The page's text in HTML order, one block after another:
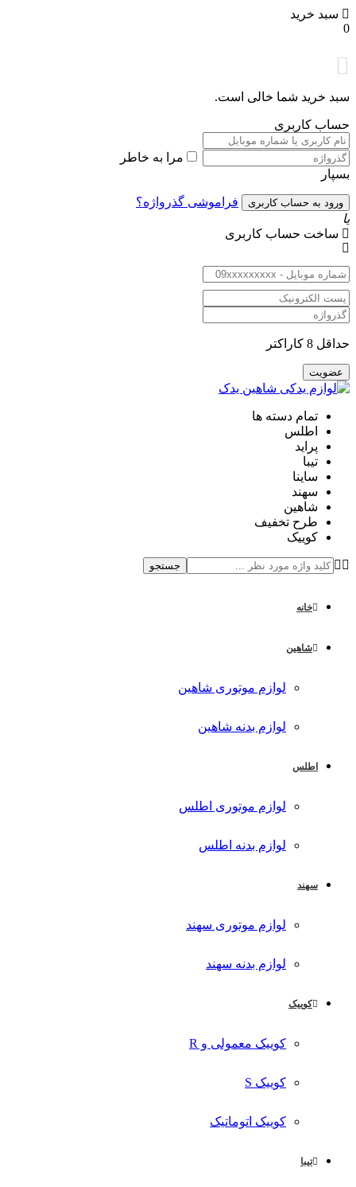
سبد خرید
0
سبد خرید شما خالی است.
حساب کاربری
مرا به خاطر
بسپار
فراموشی گذرواژه؟
یا
ساخت حساب کاربری
حداقل 8 کاراکتر
تمام دسته ها
اطلس
پراید
تیبا
ساینا
سهند
شاهین
طرح تخفیف
کوییک
جستجو
خانه
شاهین
لوازم موتوری شاهین
لوازم بدنه شاهین
اطلس
لوازم موتوری اطلس
لوازم بدنه اطلس
سهند
لوازم موتوری سهند
لوازم بدنه سهند
کوییک
کوییک معمولی و R
کوییک S
کوییک اتوماتیک
تیبا